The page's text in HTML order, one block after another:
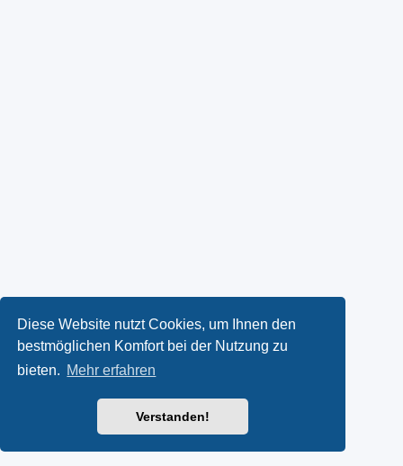
Diese Website nutzt Cookies, um Ihnen den
bestmöglichen Komfort bei der Nutzung zu
bieten. Mehr erfahren
Verstanden!